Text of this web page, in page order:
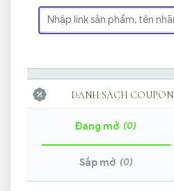
DANH SÁCH COUPON
Đang mở (0)
Sắp mở (0)